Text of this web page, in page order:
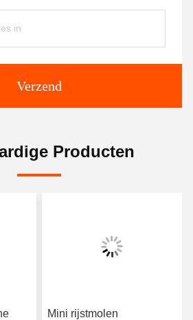
Verzend
Producten
Mini rijstmolen